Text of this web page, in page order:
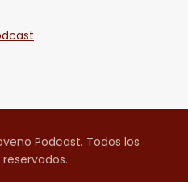
Podcast. Todos los